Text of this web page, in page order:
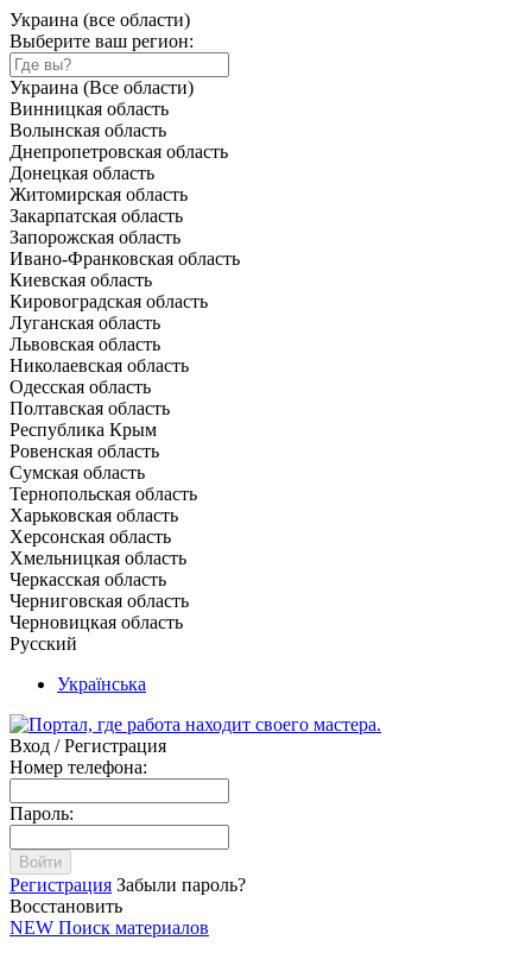
Украина (все области)
Выберите ваш регион:
Украина (Все области)
Винницкая область
Волынская область
Днепропетровская область
Донецкая область
Житомирская область
Закарпатская область
Запорожская область
Ивано-Франковская область
Киевская область
Кировоградская область
Луганская область
Львовская область
Николаевская область
Одесская область
Полтавская область
Республика Крым
Ровенская область
Сумская область
Тернопольская область
Харьковская область
Херсонская область
Хмельницкая область
Черкасская область
Черниговская область
Черновицкая область
Русский
Українська
Вход / Регистрация
Номер телефона:
Пароль:
Войти
Регистрация Забыли пароль?
Восстановить
NEW Поиск материалов